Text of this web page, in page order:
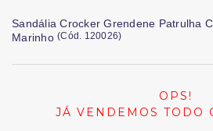
Sandália Crocker Grendene Patrulha
Marinho (Cód. 120026)
OPS!
JÁ VENDEMOS TODO